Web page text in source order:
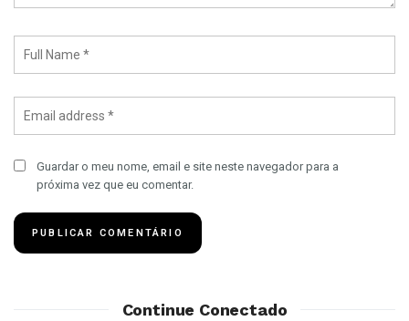
Guardar o meu nome, email e site neste navegador para a
próxima vez que eu comentar.
Continue Conectado